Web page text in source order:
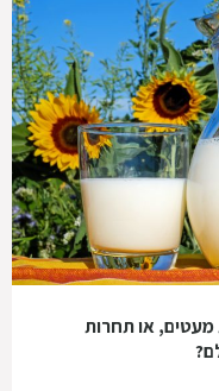
או תחרות